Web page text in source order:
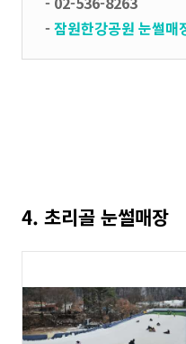
-잠원한강공원 눈썰매
4. 초리골 눈썰매장